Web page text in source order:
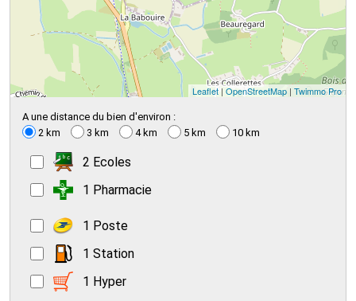
Leaflet|OpenStreetMap | Twimmo Pro
A une distance du bien d'environ :
2 km
3 km 4 km 5 km 10 km
2 Ecoles
1 Pharmacie
1 Poste
1 Station
1 Hyper